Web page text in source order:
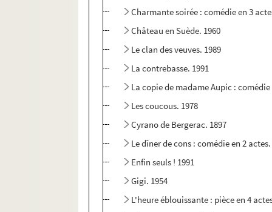
Charmante soirée : comédie en 3
Château en Suède. 1960
Le clan des veuves. 1989
La contrebasse. 1991
La copie de madame Aupic : comédie
Les coucous. 1978
Cyrano de Bergerac. 1897
Le dîner de cons : comédie en 2
Enfin seuls ! 1991
Gigi. 1954
L'heure éblouissante : pièce en 4